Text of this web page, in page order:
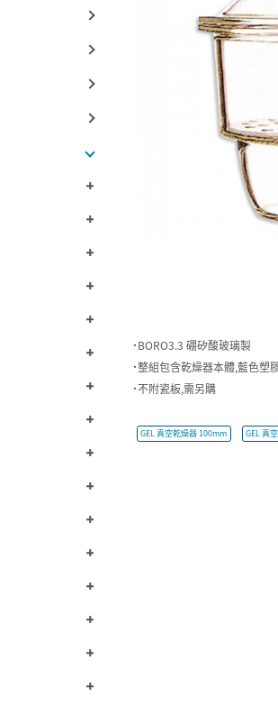
˙BORO3.3 硼矽酸玻璃製
˙整組包含乾燥器本體,藍色塑
˙不附瓷板,需另購
GEL 真空乾燥器 100mm GEL 真